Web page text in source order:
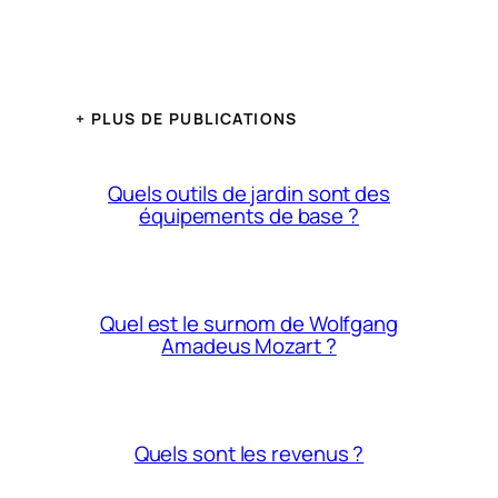
+ PLUS DE PUBLICATIONS
Quels outils de jardin sont des
équipements de base ?
Quel est le surnom de Wolfgang
Amadeus Mozart ?
Quels sont les revenus ?